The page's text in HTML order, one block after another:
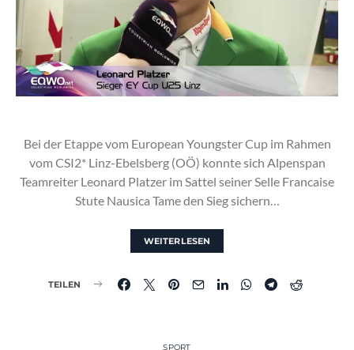
Bei der Etappe vom European Youngster Cup im Rahmen
vom CSI2* Linz-Ebelsberg (OÖ) konnte sich Alpenspan
Teamreiter Leonard Platzer im Sattel seiner Selle Francaise
Stute Nausica Tame den Sieg sichern…
WEITERLESEN
TEILEN
SPORT